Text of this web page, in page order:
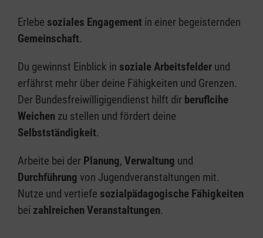
Erlebe soziales Engagement in einer begeisternden
Gemeinschaft.
Du gewinnst Einblick in soziale Arbeitsfelder und
erfährst mehr über deine Fähigkeiten und Grenzen.
Der Bundesfreiwilligigendienst hilft dir beruflcihe
Weichen zu stellen und fördert deine
Selbstständigkeit.
Arbeite bei der Planung, Verwaltung und
Durchführung von Jugendveranstaltungen mit.
Nutze und vertiefe sozialpädagogische Fähigkeiten
bei zahlreichen Veranstaltungen.